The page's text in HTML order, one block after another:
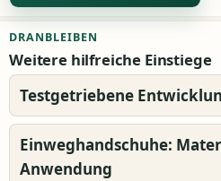
DRANBLEIBEN
Weitere hilfreiche Einstiege
Testgetriebene
Einweghandschuhe:
Anwendung